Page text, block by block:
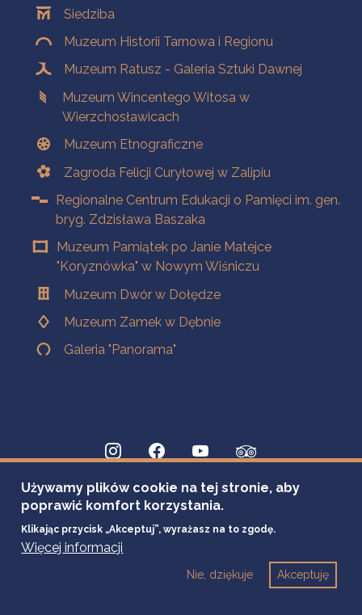
Siedziba
Muzeum Historii Tarnowa i Regionu
Muzeum Ratusz - Galeria Sztuki Dawnej
Muzeum Wincentego Witosa w
Wierzchosławicach
Muzeum Etnograficzne
Zagroda Felicji Curyłowej w Zalipiu
Regionalne Centrum Edukacji o Pamięci im. gen.
bryg. Zdzisława Baszaka
Muzeum Pamiątek po Janie Matejce
"Koryznówka" w Nowym Wiśniczu
Muzeum Dwór w Dołędze
Muzeum Zamek w Dębnie
Galeria "Panorama"
Używamy plików cookie na tej stronie, aby
poprawić komfort korzystania.
Klikając przycisk „Akceptuj”, wyrażasz na to zgodę.
Więcej informacji
Akceptuję
Nie, dziękuje